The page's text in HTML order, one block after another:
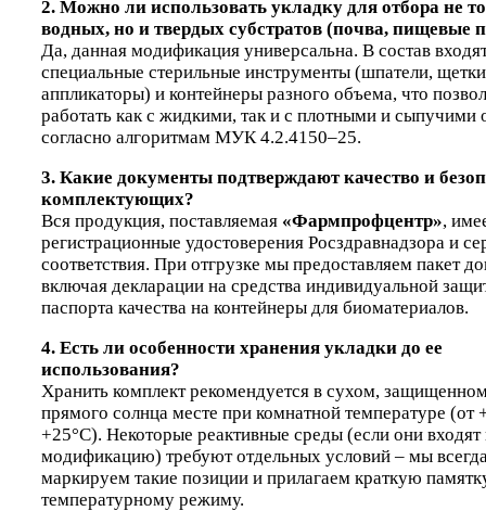
2. Можно ли использовать укладку для отбора не
водных, но и твердых субстратов (почва, пищевые
Да, данная модификация универсальна. В состав
специальные стерильные инструменты (шпатели,
аппликаторы) и контейнеры разного объема, что
работать как с жидкими, так и с плотными и сыпучими
согласно алгоритмам МУК 4.2.4150–25.
3. Какие документы подтверждают качество и
комплектующих?
Вся продукция, поставляемая «Фармпрофцентр»,
регистрационные удостоверения Росздравнадзора и
соответствия. При отгрузке мы предоставляем пакет
включая декларации на средства индивидуальной
паспорта качества на контейнеры для биоматериалов.
4. Есть ли особенности хранения укладки до ее
использования?
Хранить комплект рекомендуется в сухом,
прямого солнца месте при комнатной температуре (от
+25°C). Некоторые реактивные среды (если они входят
модификацию) требуют отдельных условий – мы
маркируем такие позиции и прилагаем краткую
температурному режиму.